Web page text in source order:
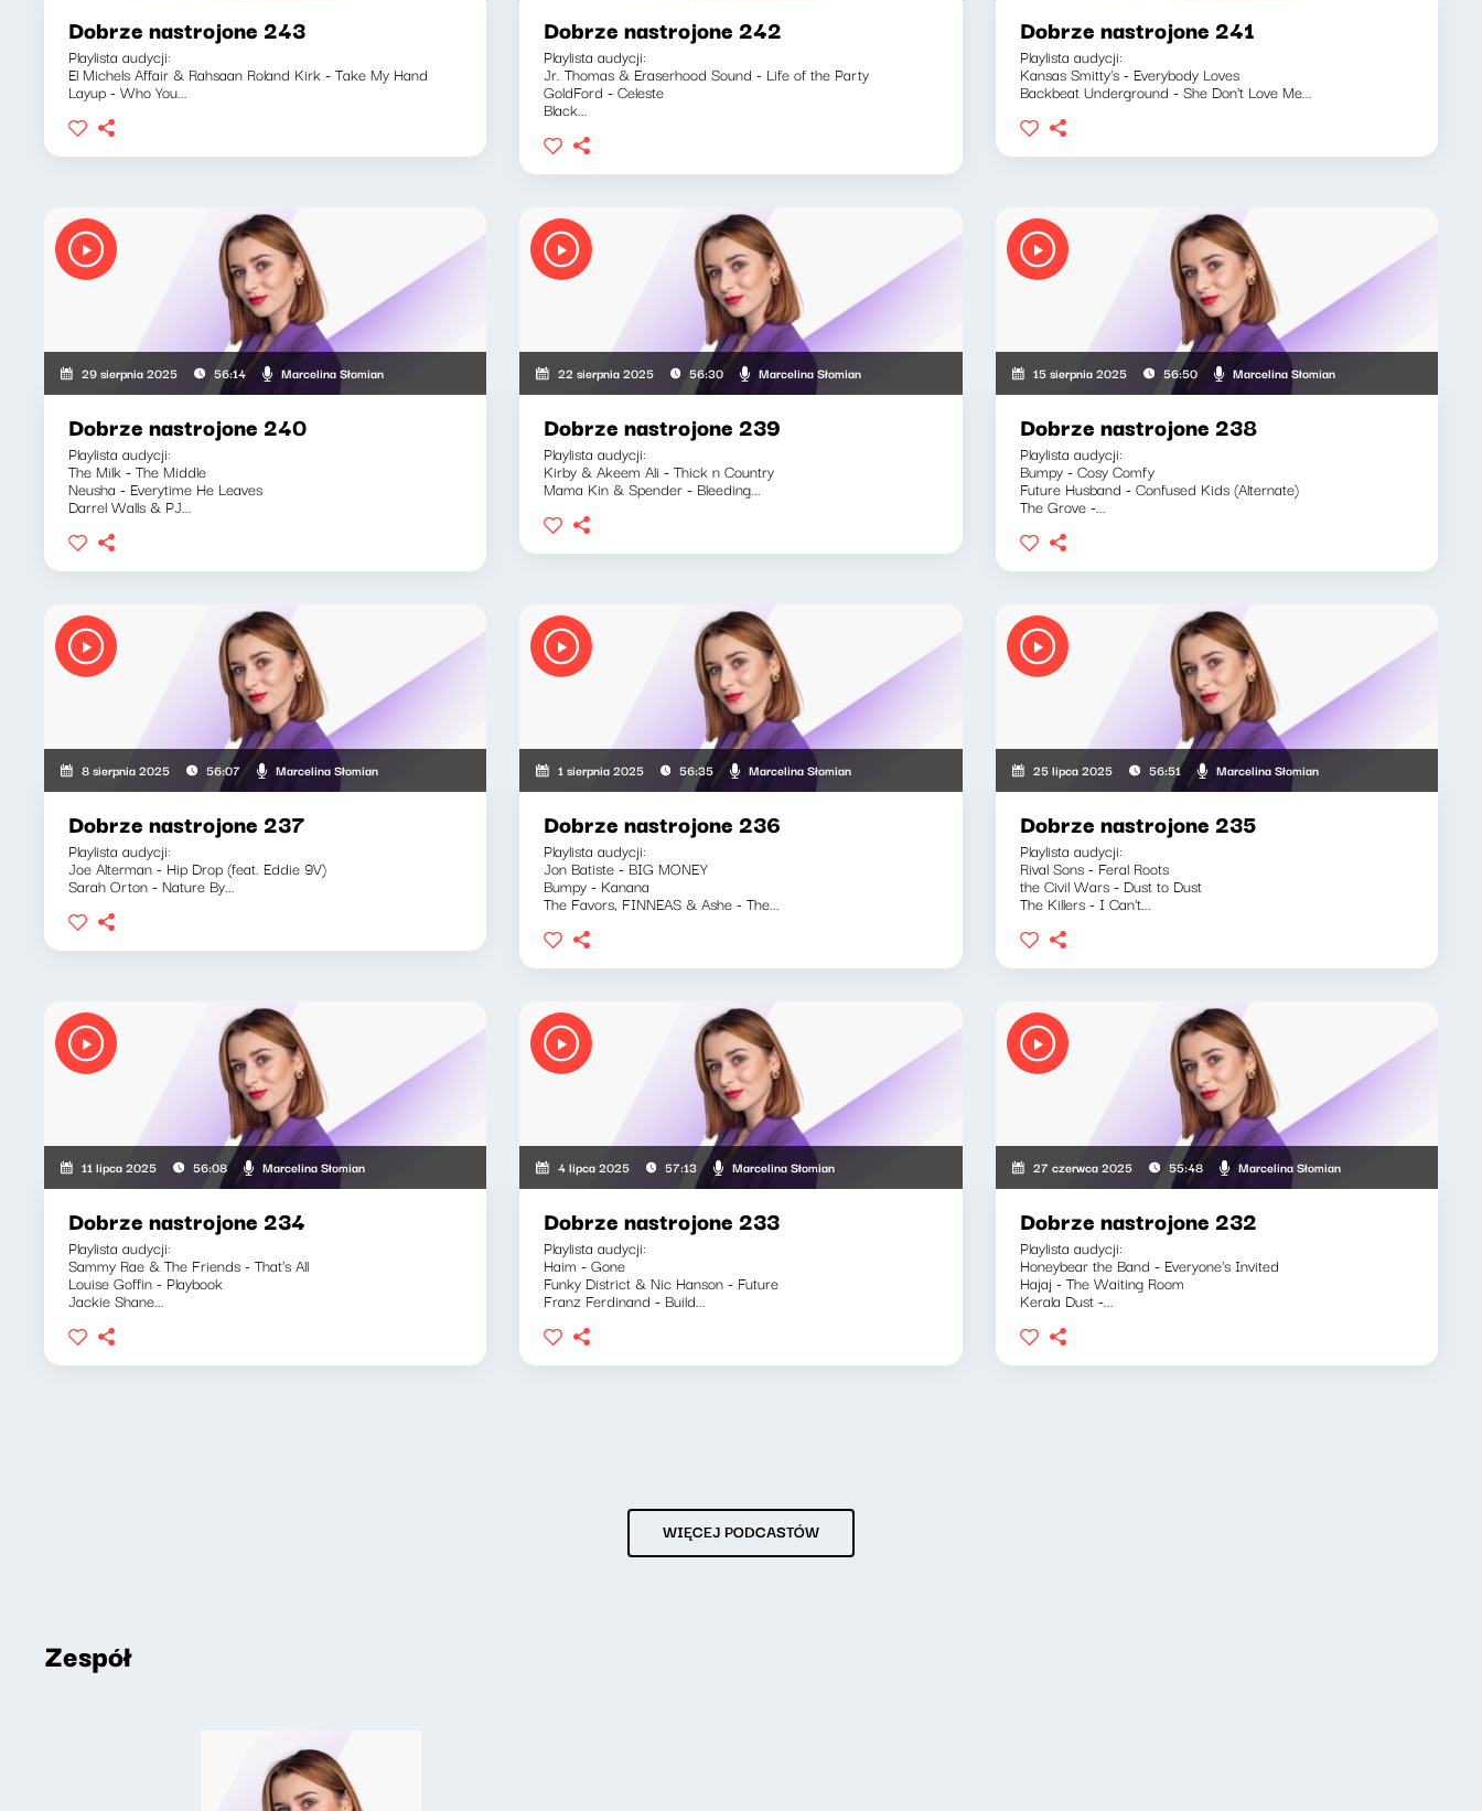
Dobrze nastrojone 243
Playlista audycji:
El Michels Affair & Rahsaan Roland Kirk - Take My Hand
Layup - Who You...
Dobrze nastrojone 242
Playlista audycji:
Jr. Thomas & Eraserhood Sound - Life of the Party
GoldFord - Celeste
Black...
Dobrze nastrojone 241
Playlista audycji:
Kansas Smitty's - Everybody Loves
Backbeat Underground - She Don't Love Me...
29 sierpnia 2025 56:14 Marcelina Słomian
Dobrze nastrojone 240
Playlista audycji:
The Milk - The Middle
Neusha - Everytime He Leaves
Darrel Walls & PJ...
22 sierpnia 2025 56:30 Marcelina Słomian
Dobrze nastrojone 239
Playlista audycji:
Kirby & Akeem Ali - Thick n Country
Mama Kin & Spender - Bleeding...
15 sierpnia 2025 56:50 Marcelina Słomian
Dobrze nastrojone 238
Playlista audycji:
Bumpy - Cosy Comfy
Future Husband - Confused Kids (Alternate)
The Grove -...
8 sierpnia 2025 56:07 Marcelina Słomian
Dobrze nastrojone 237
Playlista audycji:
Joe Alterman - Hip Drop (feat. Eddie 9V)
Sarah Orton - Nature By...
1 sierpnia 2025 56:35 Marcelina Słomian
Dobrze nastrojone 236
Playlista audycji:
Jon Batiste - BIG MONEY
Bumpy - Kanana
The Favors, FINNEAS & Ashe - The...
25 lipca 2025 56:51 Marcelina Słomian
Dobrze nastrojone 235
Playlista audycji:
Rival Sons - Feral Roots
the Civil Wars - Dust to Dust
The Killers - I Can't...
11 lipca 2025 56:08 Marcelina Słomian
Dobrze nastrojone 234
Playlista audycji:
Sammy Rae & The Friends - That's All
Louise Goffin - Playbook
Jackie Shane...
4 lipca 2025 57:13 Marcelina Słomian
Dobrze nastrojone 233
Playlista audycji:
Haim - Gone
Funky District & Nic Hanson - Future
Franz Ferdinand - Build...
27 czerwca 2025 55:48 Marcelina Słomian
Dobrze nastrojone 232
Playlista audycji:
Honeybear the Band - Everyone's Invited
Hajaj - The Waiting Room
Kerala Dust -...
WIĘCEJ PODCASTÓW
Zespół